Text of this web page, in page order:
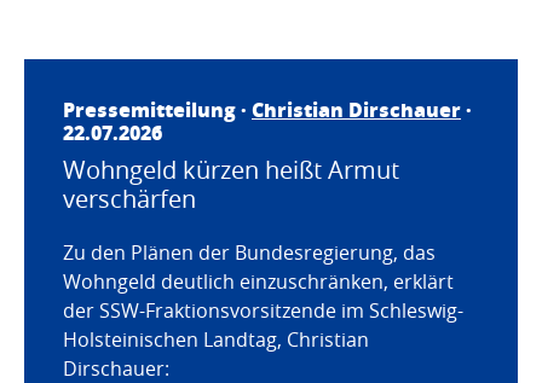
Pressemitteilung · Christian Dirschauer·
22.07.2026
Wohngeld kürzen heißt Armut
verschärfen
Zu den Plänen der Bundesregierung, das
Wohngeld deutlich einzuschränken, erklärt
der SSW-Fraktionsvorsitzende im Schleswig-
Holsteinischen Landtag, Christian
Dirschauer: